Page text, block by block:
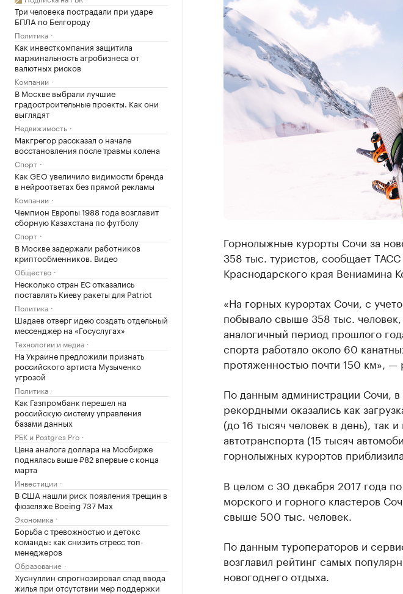
Три человека пострадали при ударе
БПЛА по Белгороду
Политика
Как инвесткомпания защитила
маржинальность агробизнеса от
валютных рисков
Компании
В Москве выбрали лучшие
градостроительные проекты. Как они
выглядят
Недвижимость
Макгрегор рассказал о начале
восстановления после травмы колена
Спорт
Как GEO увеличило видимости бренда
в нейроответах без прямой рекламы
Компании
Чемпион Европы 1988 года возглавит
сборную Казахстана по футболу
Спорт
В Москве задержали работников
криптообменников. Видео
Общество
Несколько стран ЕС отказались
поставлять Киеву ракеты для Patriot
Политика
Шадаев отверг идею создать отдельный
мессенджер на «Госуслугах»
Технологии и медиа
На Украине предложили признать
российского артиста Музыченко
угрозой
Политика
Как Газпромбанк перешел на
российскую систему управления
базами данных
РБК и Postgres Pro
Цена аналога доллара на Мосбирже
поднялась выше ₽82 впервые с конца
марта
Инвестиции
В США нашли риск появления трещин в
фюзеляже Boeing 737 Max
Экономика
Борьба с тревожностью и детокс
команды: как снизить стресс топ-
менеджеров
Образование
Хуснуллин спрогнозировал спад ввода
жилья при отсутствии мер поддержки
Горнолыжные курорты Сочи за
358 тыс. туристов, сообщает
Краснодарского края Вениамина
«На горных курортах Сочи, с
побывало свыше 358 тыс.
аналогичный период прошлого
спорта работало около 60
протяженностью почти 150 км», —
По данным администрации Сочи,
рекордными оказались как
(до 16 тысяч человек в день), так
автотранспорта (15 тысяч
горнолыжных курортов
В целом с 30 декабря 2017 года
морского и горного кластеров
свыше 500 тыс. человек.
По данным туроператоров и
возглавил рейтинг самых
новогоднего отдыха.